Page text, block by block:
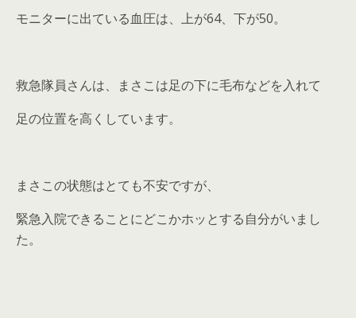
モニターに出ている血圧は、上が64、下が50。
救急隊員さんは、まさこは足の下に毛布などを入れて
足の位置を高くしています。
まさこの状態はとても不安ですが、
緊急入院できることにどこかホッとする自分がいまし
た。